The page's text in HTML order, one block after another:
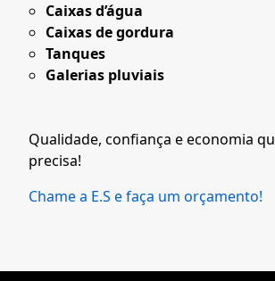
Caixas d’água
Caixas de gordura
Tanques
Galerias pluviais
Qualidade, confiança e economia
precisa!
Chame a E.S e faça um orçamento!